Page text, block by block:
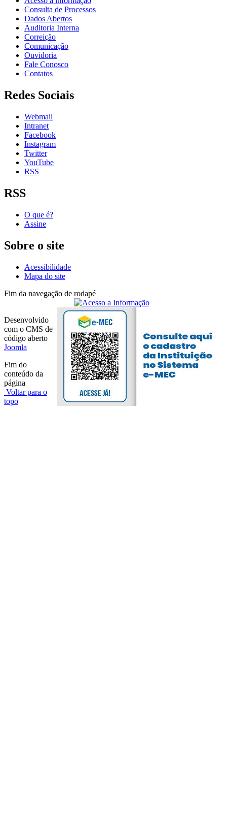
Consulta de Processos
Dados Abertos
Auditoria Interna
Correição
Comunicação
Ouvidoria
Fale Conosco
Contatos
Redes Sociais
Webmail
Intranet
Facebook
Instagram
Twitter
YouTube
RSS
RSS
O que é?
Assine
Sobre o site
Acessibilidade
Mapa do site
Fim da navegação de rodapé
Desenvolvido
com o CMS de
código aberto
Joomla
Fim do
conteúdo da
página
Voltar para o
topo